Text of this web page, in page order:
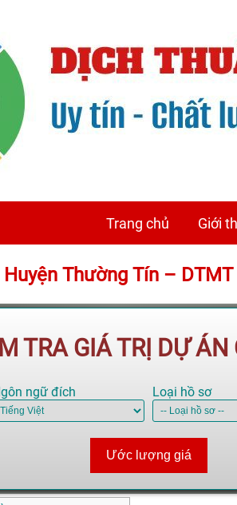
Trang chủ Giới
Thường Tín – DTMT
TRA GIÁ TRỊ DỰ ÁN
ngữ đích Loại hồ sơ
Ước lượng giá